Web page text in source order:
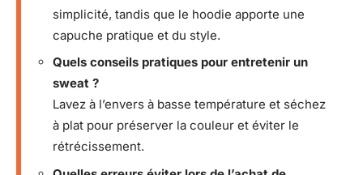
simplicité, tandis que le hoodie apporte une
capuche pratique et du style.
Quels conseils pratiques pour entretenir un
sweat ?
Lavez à l’envers à basse température et séchez
à plat pour préserver la couleur et éviter le
rétrécissement.